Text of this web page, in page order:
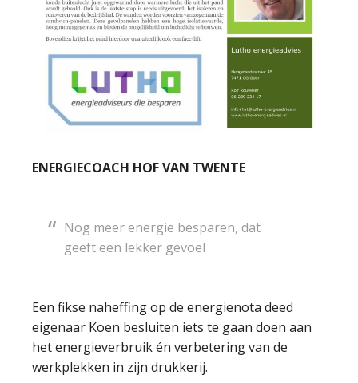
ENERGIECOACH HOF VAN TWENTE
Nog meer energie besparen, dat
geeft een lekker gevoel
Een fikse naheffing op de energienota deed
eigenaar Koen besluiten iets te gaan doen aan
het energieverbruik én verbetering van de
werkplekken in zijn drukkerij.